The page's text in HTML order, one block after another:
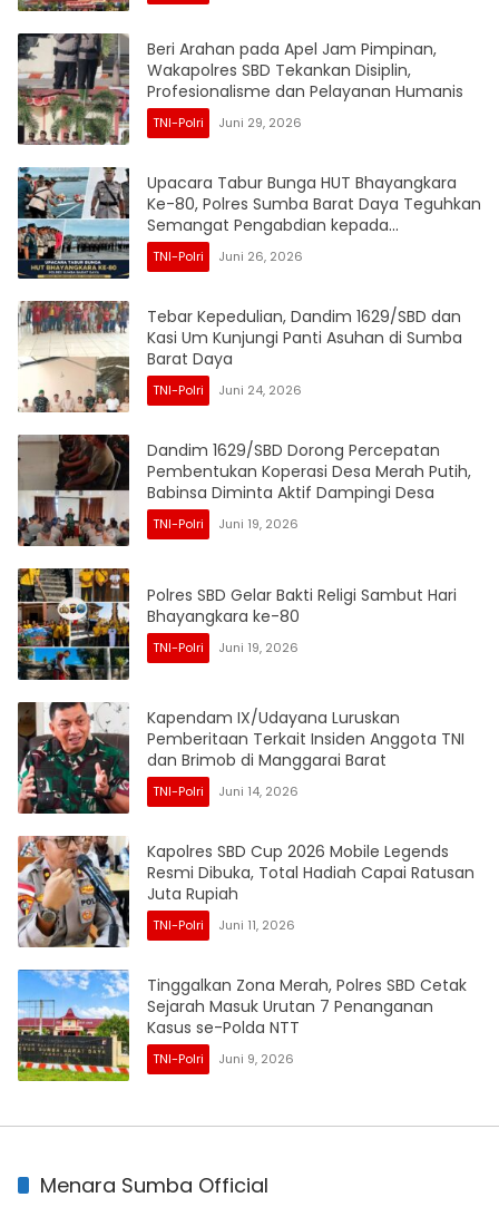
Beri Arahan pada Apel Jam Pimpinan,
Wakapolres SBD Tekankan Disiplin,
Profesionalisme dan Pelayanan Humanis
TNI-Polri Juni 29, 2026
Upacara Tabur Bunga HUT Bhayangkara
Ke-80, Polres Sumba Barat Daya Teguhkan
Semangat Pengabdian kepada
Masyarakat
TNI-Polri Juni 26, 2026
Tebar Kepedulian, Dandim 1629/SBD dan
Kasi Um Kunjungi Panti Asuhan di Sumba
Barat Daya
TNI-Polri Juni 24, 2026
Dandim 1629/SBD Dorong Percepatan
Pembentukan Koperasi Desa Merah Putih,
Babinsa Diminta Aktif Dampingi Desa
TNI-Polri Juni 19, 2026
Polres SBD Gelar Bakti Religi Sambut Hari
Bhayangkara ke-80
TNI-Polri Juni 19, 2026
Kapendam IX/Udayana Luruskan
Pemberitaan Terkait Insiden Anggota TNI
dan Brimob di Manggarai Barat
TNI-Polri Juni 14, 2026
Kapolres SBD Cup 2026 Mobile Legends
Resmi Dibuka, Total Hadiah Capai Ratusan
Juta Rupiah
TNI-Polri Juni 11, 2026
Tinggalkan Zona Merah, Polres SBD Cetak
Sejarah Masuk Urutan 7 Penanganan
Kasus se-Polda NTT
TNI-Polri Juni 9, 2026
Menara Sumba Official